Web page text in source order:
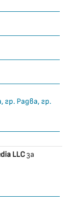
гр. Радва, гр.
LLCза